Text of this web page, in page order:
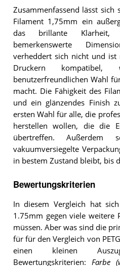
Zusammenfassend lässt sich
Filament 1,75mm ein
das brillante Klarheit,
bemerkenswerte
verheddert sich nicht und
Druckern
benutzerfreundlichen Wahl
macht. Die Fähigkeit des
und ein glänzendes Finish
ersten Wahl für alle, die
herstellen wollen, die die
übertreffen. Außerdem
vakuumversiegelte
in bestem Zustand bleibt, bis
Bewertungskriterien
In diesem Vergleich hat
1.75mm gegen viele weitere
müssen. Aber was sind die
für für den Vergleich von
einen kleinen
Bewertungskriterien: Farbe